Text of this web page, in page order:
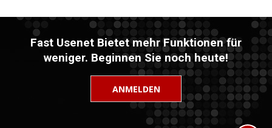
Fast Usenet Bietet mehr Funktionen für
weniger. Beginnen Sie noch heute!
ANMELDEN